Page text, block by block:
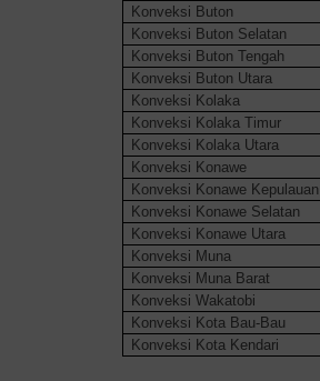
Konveksi Buton
Konveksi Buton Selatan
Konveksi Buton Tengah
Konveksi Buton Utara
Konveksi Kolaka
Konveksi Kolaka Timur
Konveksi Kolaka Utara
Konveksi Konawe
Konveksi Konawe Kepulauan
Konveksi Konawe Selatan
Konveksi Konawe Utara
Konveksi Muna
Konveksi Muna Barat
Konveksi Wakatobi
Konveksi Kota Bau-Bau
Konveksi Kota Kendari